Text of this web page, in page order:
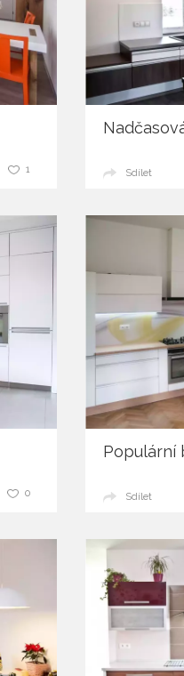
1 Sdílet
0
Populární
Sdílet